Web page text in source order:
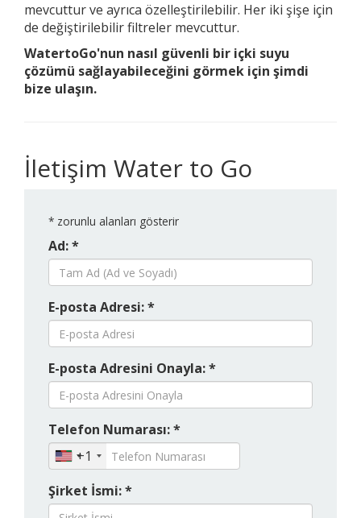
mevcuttur ve ayrıca özelleştirilebilir. Her iki şişe için
de değiştirilebilir filtreler mevcuttur.
WatertoGo'nun nasıl güvenli bir içki suyu
çözümü sağlayabileceğini görmek için şimdi
bize ulaşın.
İletişim Water to Go
* zorunlu alanları gösterir
Ad: *
E-posta Adresi: *
E-posta Adresini Onayla: *
Telefon Numarası: *
+1
Şirket İsmi: *